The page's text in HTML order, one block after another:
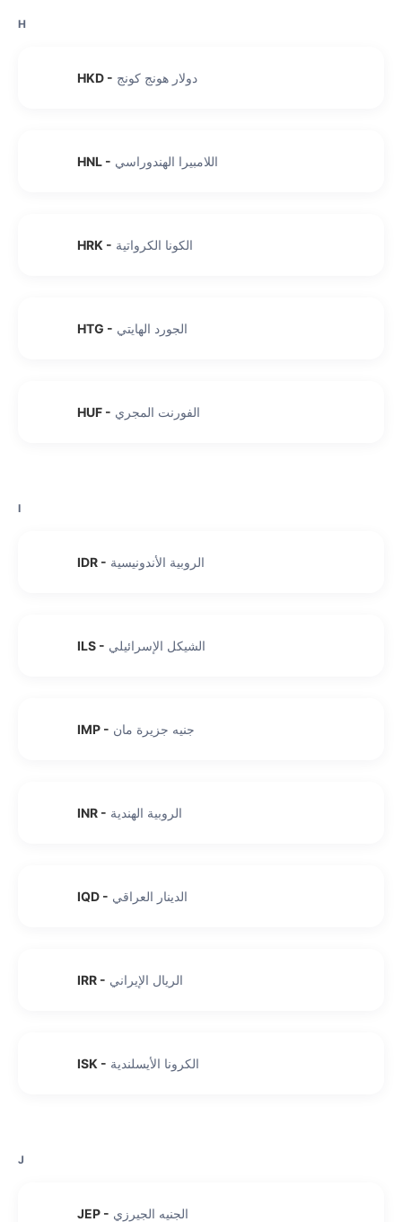
H
HKD - دولار هونج كونج
HNL - اللامبيرا الهندوراسي
HRK - الكونا الكرواتية
HTG - الجورد الهايتي
HUF - الفورنت المجري
I
IDR - الروبية الأندونيسية
ILS - الشيكل الإسرائيلي
IMP - جنيه جزيرة مان
INR - الروبية الهندية
IQD - الدينار العراقي
IRR - الريال الإيراني
ISK - الكرونا الأيسلندية
J
JEP - الجنيه الجيرزي